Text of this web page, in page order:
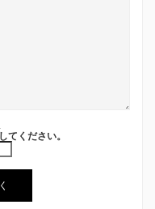
てください。